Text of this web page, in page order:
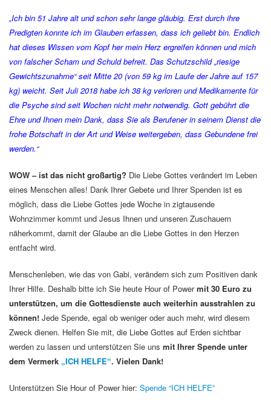
„Ich bin 51 Jahre alt und schon sehr lange gläubig. Erst durch ihre
Predigten konnte ich im Glauben erfassen, dass ich geliebt bin. Endlich
hat dieses Wissen vom Kopf her mein Herz ergreifen können und mich
von falscher Scham und Schuld befreit. Das Schutzschild „riesige
Gewichtszunahme“ seit Mitte 20 (von 59 kg im Laufe der Jahre auf 157
kg) weicht. Seit Juli 2018 habe ich 38 kg verloren und Medikamente für
die Psyche sind seit Wochen nicht mehr notwendig. Gott gebührt die
Ehre und Ihnen mein Dank, dass Sie als Berufener in seinem Dienst die
frohe Botschaft in der Art und Weise weitergeben, dass Gebundene frei
werden.“
WOW – ist das nicht großartig? Die Liebe Gottes verändert im Leben
eines Menschen alles! Dank Ihrer Gebete und Ihrer Spenden ist es
möglich, dass die Liebe Gottes jede Woche in zigtausende
Wohnzimmer kommt und Jesus Ihnen und unseren Zuschauern
näherkommt, damit der Glaube an die Liebe Gottes in den Herzen
entfacht wird.
Menschenleben, wie das von Gabi, verändern sich zum Positiven dank
Ihrer Hilfe. Deshalb bitte ich Sie heute Hour of Powermit 30 Euro zu
unterstützen, um die Gottesdienste auch weiterhin ausstrahlen zu
können! Jede Spende, egal ob weniger oder auch mehr, wird diesem
Zweck dienen. Helfen Sie mit, die Liebe Gottes auf Erden sichtbar
werden zu lassen und unterstützen Sie uns mit Ihrer Spende unter
dem Vermerk „ICH HELFE“. Vielen Dank!
Unterstützen Sie Hour of Power hier: Spende “ICH HELFE”